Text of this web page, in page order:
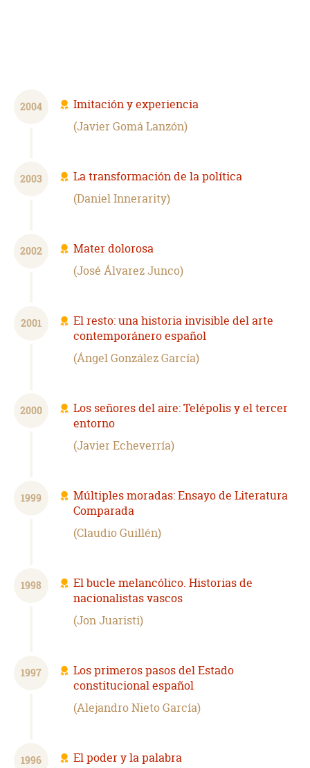
2004
Imitación y experiencia
Javier Gomá Lanzón
2003
La transformación de la política
Daniel Innerarity
2002
Mater dolorosa
José Álvarez Junco
2001
El resto: una historia invisible del arte
contemporánero español
Ángel González García
2000
Los señores del aire: Telépolis y el tercer
entorno
Javier Echeverría
1999
Múltiples moradas: Ensayo de Literatura
Comparada
Claudio Guillén
1998
El bucle melancólico. Historias de
nacionalistas vascos
Jon Juaristi
1997
Los primeros pasos del Estado
constitucional español
Alejandro Nieto García
1996
El poder y la palabra